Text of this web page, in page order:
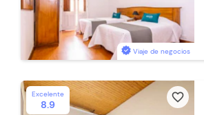
Viaje de negocios
Excelente
8.9
favorite_border